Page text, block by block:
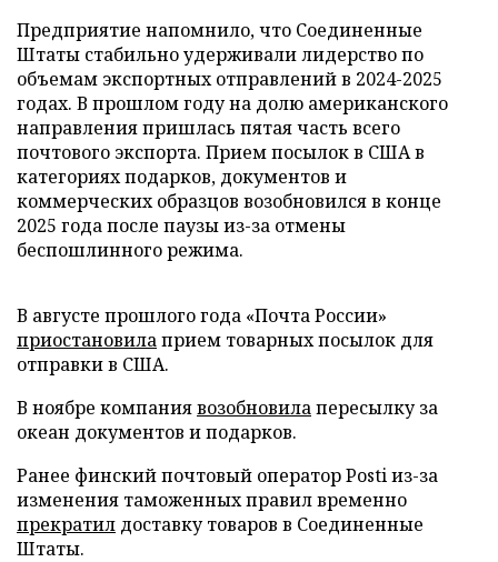
Предприятие напомнило, что Соединенные
Штаты стабильно удерживали лидерство по
объемам экспортных отправлений в 2024-2025
годах. В прошлом году на долю американского
направления пришлась пятая часть всего
почтового экспорта. Прием посылок в США в
категориях подарков, документов и
коммерческих образцов возобновился в конце
2025 года после паузы из-за отмены
беспошлинного режима.
В августе прошлого года «Почта России»
приостановилаприем товарных посылок для
отправки в США.
В ноябре компаниявозобновилапересылку за
океан документов и подарков.
Ранее финский почтовый оператор Posti из-за
изменения таможенных правил временно
прекратил доставку товаров в Соединенные
Штаты.